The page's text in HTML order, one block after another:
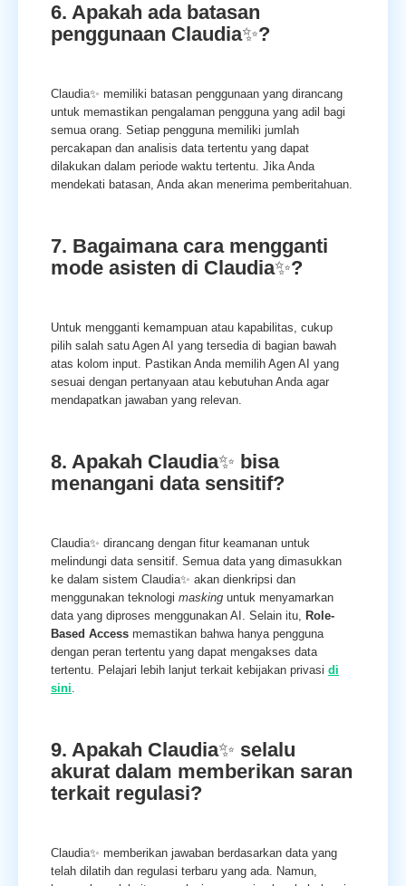
6. Apakah ada batasan
penggunaan Claudia✨?
Claudia✨ memiliki batasan penggunaan yang dirancang
untuk memastikan pengalaman pengguna yang adil bagi
semua orang. Setiap pengguna memiliki jumlah
percakapan dan analisis data tertentu yang dapat
dilakukan dalam periode waktu tertentu. Jika Anda
mendekati batasan, Anda akan menerima pemberitahuan.
7. Bagaimana cara mengganti
mode asisten di Claudia✨?
Untuk mengganti kemampuan atau kapabilitas, cukup
pilih salah satu Agen AI yang tersedia di bagian bawah
atas kolom input. Pastikan Anda memilih Agen AI yang
sesuai dengan pertanyaan atau kebutuhan Anda agar
mendapatkan jawaban yang relevan.
8. Apakah Claudia✨ bisa
menangani data sensitif?
Claudia✨ dirancang dengan fitur keamanan untuk
melindungi data sensitif. Semua data yang dimasukkan
ke dalam sistem Claudia✨ akan dienkripsi dan
menggunakan teknologi masking untuk menyamarkan
data yang diproses menggunakan AI. Selain itu, Role-
Based Access memastikan bahwa hanya pengguna
dengan peran tertentu yang dapat mengakses data
tertentu. Pelajari lebih lanjut terkait kebijakan privasi di
sini.
9. Apakah Claudia✨ selalu
akurat dalam memberikan saran
terkait regulasi?
Claudia✨ memberikan jawaban berdasarkan data yang
telah dilatih dan regulasi terbaru yang ada. Namun,